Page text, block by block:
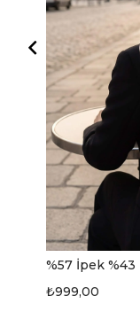
₺999,00